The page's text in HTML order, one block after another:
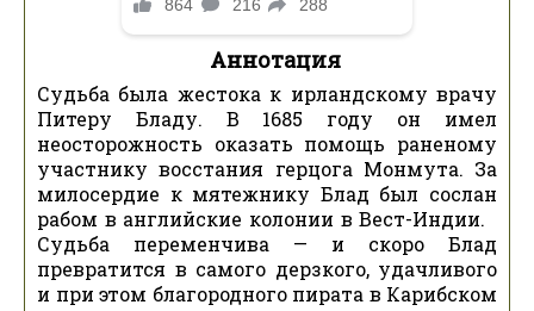
Аннотация
Судьба была жестока к ирландскому врачу
Питеру Бладу. В 1685 году он имел
неосторожность оказать помощь раненому
участнику восстания герцога Монмута. За
милосердие к мятежнику Блад был сослан
рабом в английские колонии в Вест-Индии.
Судьба переменчива — и скоро Блад
превратится в самого дерзкого, удачливого
и при этом благородного пирата в Карибском